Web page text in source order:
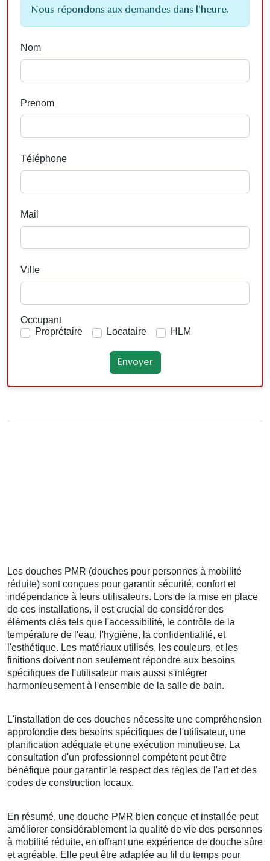
Nous répondons aux demandes dans l'heure.
Nom
Prenom
Téléphone
Mail
Ville
Occupant
Proprétaire
Locataire HLM
Les douches PMR (douches pour personnes à mobilité
réduite) sont conçues pour garantir sécurité, confort et
indépendance à leurs utilisateurs. Lors de la mise en place
de ces installations, il est crucial de considérer des
éléments clés tels que l'accessibilité, le contrôle de la
température de l'eau, l'hygiène, la confidentialité, et
l'esthétique. Les matériaux utilisés, les couleurs, et les
finitions doivent non seulement répondre aux besoins
spécifiques de l'utilisateur mais aussi s'intégrer
harmonieusement à l'ensemble de la salle de bain.
L'installation de ces douches nécessite une compréhension
approfondie des besoins spécifiques de l'utilisateur, une
planification adéquate et une exécution minutieuse. La
consultation d'un professionnel compétent peut être
bénéfique pour garantir le respect des règles de l'art et des
codes de construction locaux.
En résumé, une douche PMR bien conçue et installée peut
améliorer considérablement la qualité de vie des personnes
à mobilité réduite, en offrant une expérience de douche sûre
et agréable. Elle peut être adaptée au fil du temps pour